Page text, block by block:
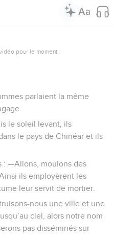
pour le moment.
parlaient la même
le soleil levant, ils
le pays de Chinéar et ils
: —Allons, moulons des
ils employèrent les
leur servit de mortier.
nous une ville et une
ciel, alors notre nom
pas disséminés sur